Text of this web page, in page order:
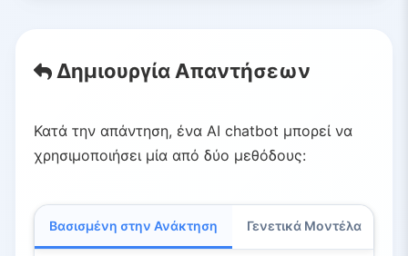
Δημιουργία Απαντήσεων
Κατά την απάντηση, ένα AI chatbot μπορεί να
χρησιμοποιήσει μία από δύο μεθόδους:
Βασισμένη στην Ανάκτηση Γενετικά Μοντέλα